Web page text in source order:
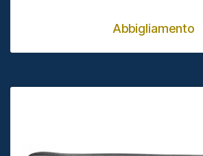
Abbigliamento